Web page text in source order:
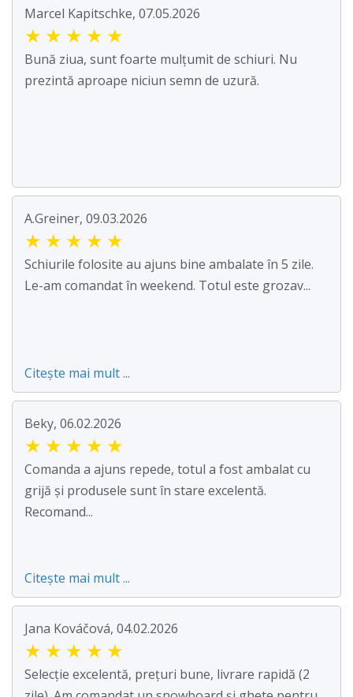
Marcel Kapitschke, 07.05.2026
★ ★ ★ ★ ★
Bună ziua, sunt foarte mulțumit de schiuri. Nu
prezintă aproape niciun semn de uzură.
A.Greiner, 09.03.2026
★ ★ ★ ★ ★
Schiurile folosite au ajuns bine ambalate în 5 zile.
Le-am comandat în weekend. Totul este grozav...
Citește mai mult ...
Beky, 06.02.2026
★ ★ ★ ★ ★
Comanda a ajuns repede, totul a fost ambalat cu
grijă și produsele sunt în stare excelentă.
Recomand...
Citește mai mult ...
Jana Kováčová, 04.02.2026
★ ★ ★ ★ ★
Selecție excelentă, prețuri bune, livrare rapidă (2